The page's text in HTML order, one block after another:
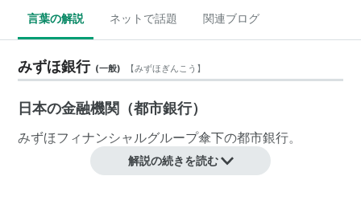
言葉の解説 ネットで話題 関連ブログ
みずほ銀行 (一般) 【みずほぎんこう 】
日本の金融機関（都市銀行）
みずほフィナンシャルグループ傘下の都市銀行。
解説の続きを読む